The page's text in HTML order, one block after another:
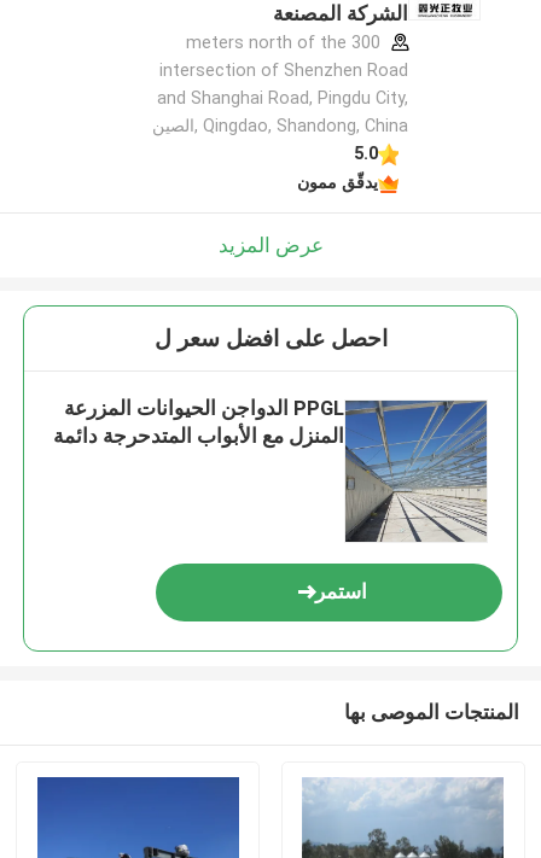
الشركة المصنعة
300 meters north of the
intersection of Shenzhen Road
and Shanghai Road, Pingdu City,
Qingdao, Shandong, China ,الصين
5.0
يدقّق ممون
عرض المزيد
احصل على افضل سعر ل
PPGL الدواجن الحيوانات المزرعة
المنزل مع الأبواب المتدحرجة دائمة
استمر
المنتجات الموصى بها